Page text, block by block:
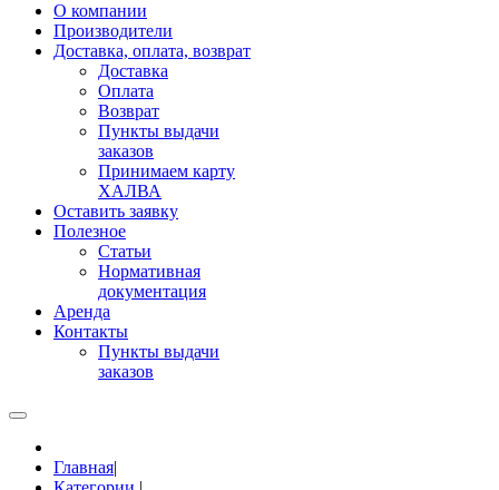
О компании
Производители
Доставка, оплата, возврат
Доставка
Оплата
Возврат
Пункты выдачи
заказов
Принимаем карту
ХАЛВА
Оставить заявку
Полезное
Статьи
Нормативная
документация
Аренда
Контакты
Пункты выдачи
заказов
Главная|